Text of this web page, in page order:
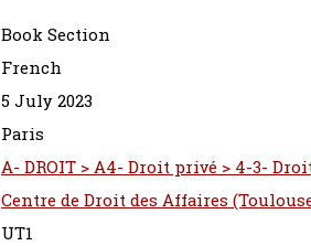
Book Section
French
5 July 2023
Paris
A- DROIT > A4- Droit privé > 4-3-
Centre de Droit des Affaires
UT1